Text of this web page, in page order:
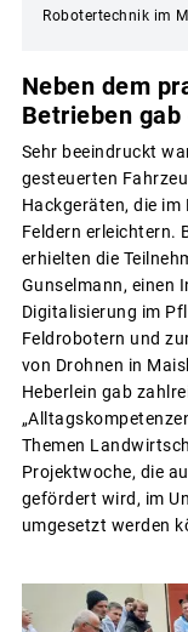
Robotertechnik im
Neben dem
Betrieben
Sehr beeindruckt
gesteuerten
Hackgeräten, die
Feldern erleichtern.
erhielten die
Gunselmann, einen
Digitalisierung im
Feldrobotern und
von Drohnen in
Heberlein gab
Themen
Projektwoche, die
gefördert wird, im
umgesetzt werden